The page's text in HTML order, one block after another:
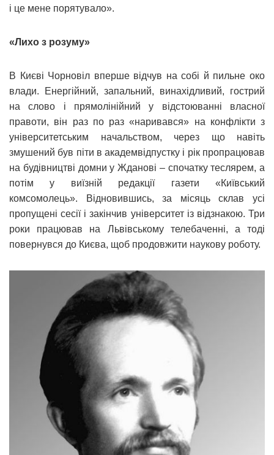
і це мене порятувало».
«Лихо з розуму»
В Києві Чорновіл вперше відчув на собі й пильне око
влади. Енергійний, запальний, винахідливий, гострий
на слово і прямолінійний у відстоюванні власної
правоти, він раз по раз «наривався» на конфлікти з
університетським начальством, через що навіть
змушений був піти в академвідпустку і рік пропрацював
на будівництві домни у Жданові – спочатку теслярем, а
потім у виїзній редакції газети «Київський
комсомолець». Відновившись, за місяць склав усі
пропущені сесії і закінчив університет із відзнакою. Три
роки працював на Львівському телебаченні, а тоді
повернувся до Києва, щоб продовжити наукову роботу.